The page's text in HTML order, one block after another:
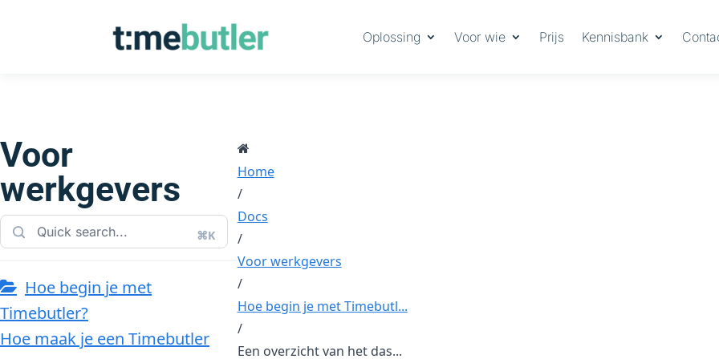
Oplossing Voor wie Prijs Kennisbank
Voor
werkgevers
⌘K
Hoe begin je met
Timebutler?
Hoe maak je een Timebutler
Home
/
Docs
/
Voor werkgevers
/
Hoe begin je met Timebutl...
/
Een overzicht van het das...